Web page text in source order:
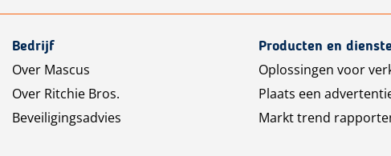
Bedrijf
Over Mascus
Over Ritchie Bros.
Beveiligingsadvies
Producten en
Oplossingen voor
Plaats een
Markt trend